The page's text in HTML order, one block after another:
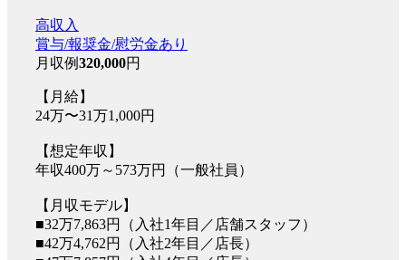
高収入
賞与/報奨金/慰労金あり
月収例320,000円
【月給】
24万〜31万1,000円
【想定年収】
年収400万～573万円（一般社員）
【月収モデル】
■32万7,863円（入社1年目／店舗スタッフ）
■42万4,762円（入社2年目／店長）